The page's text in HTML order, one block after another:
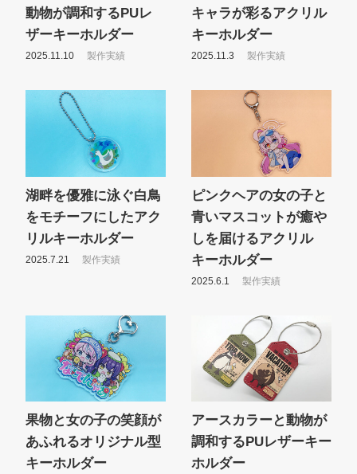
動物が調和するPUレ
ザーキーホルダー
2025.11.10 製作実績
キャラが彩るアクリル
キーホルダー
2025.11.3 製作実績
湖畔を優雅に泳ぐ白鳥
をモチーフにしたアク
リルキーホルダー
2025.7.21 製作実績
ピンクヘアの女の子と
青いマスコットが癒や
しを届けるアクリル
キーホルダー
2025.6.1 製作実績
果物と女の子の笑顔が
あふれるオリジナル型
キーホルダー
アースカラーと動物が
調和するPUレザーキー
ホルダー